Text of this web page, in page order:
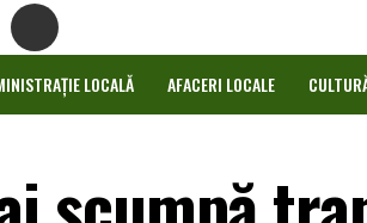
LOCALĂ AFACERI LOCALE